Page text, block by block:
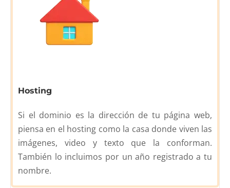
Hosting
Si el dominio es la dirección de tu página web,
piensa en el hosting como la casa donde viven las
imágenes, video y texto que la conforman.
También lo incluimos por un año registrado a tu
nombre.